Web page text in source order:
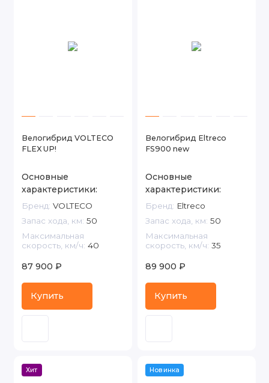
Велогибрид VOLTECO
FLEX UP!
Основные
характеристики:
Бренд: VOLTECO
Запас хода, км: 50
Максимальная
скорость, км/ч: 40
87 900 ₽
Купить
Велогибрид Eltreco
FS900 new
Основные
характеристики:
Бренд: Eltreco
Запас хода, км: 50
Максимальная
скорость, км/ч: 35
89 900 ₽
Купить
Хит Новинка